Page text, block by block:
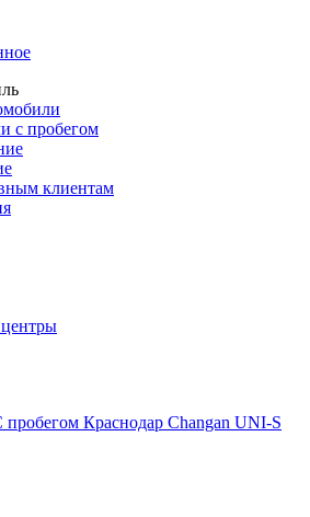
с пробегом
клиентам
пробегом Краснодар Changan UNI-S